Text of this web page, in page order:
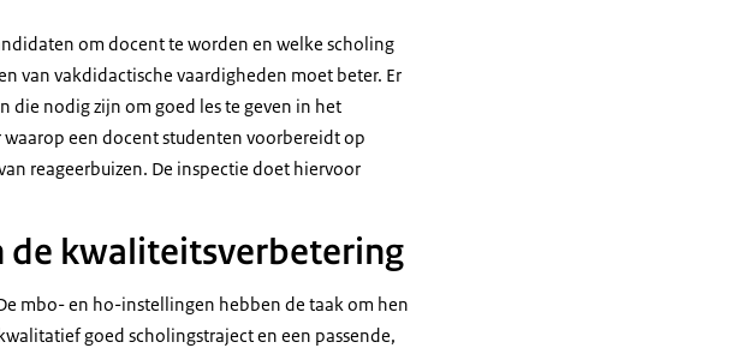
om docent te worden en welke scholing
van vakdidactische vaardigheden moet beter. Er
die nodig zijn om goed les te geven in het
een docent studenten voorbereidt op
reageerbuizen. De inspectie doet hiervoor
de kwaliteitsverbetering
mbo- en ho-instellingen hebben de taak om hen
goed scholingstraject en een passende,